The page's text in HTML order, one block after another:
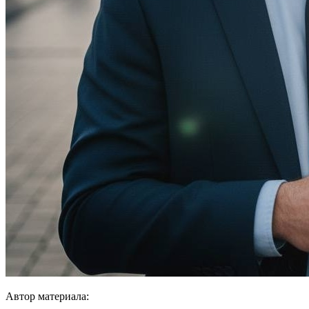
Автор материала: